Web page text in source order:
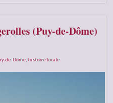
(Puy-de-Dôme)
de-Dôme histoire locale